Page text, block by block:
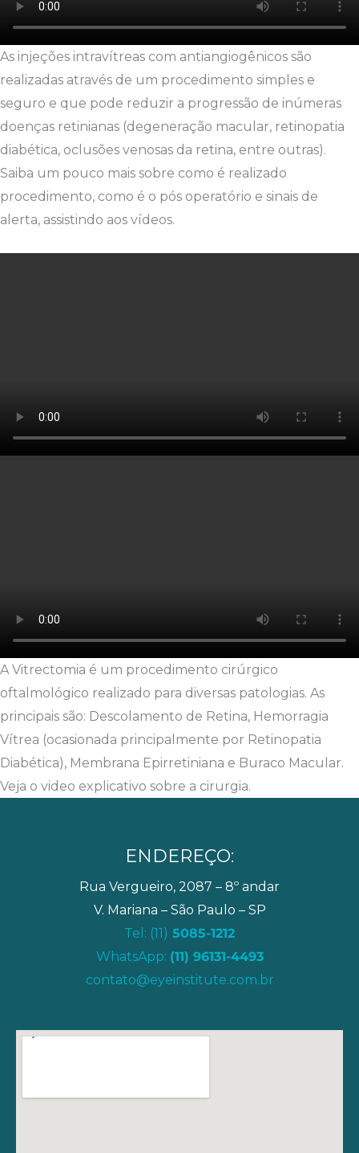
As injeções intravítreas com antiangiogênicos são
realizadas através de um procedimento simples e
seguro e que pode reduzir a progressão de inúmeras
doenças retinianas (degeneração macular, retinopatia
diabética, oclusões venosas da retina, entre outras).
Saiba um pouco mais sobre como é realizado
procedimento, como é o pós operatório e sinais de
alerta, assistindo aos vídeos.
A Vitrectomia é um procedimento cirúrgico
oftalmológico realizado para diversas patologias. As
principais são: Descolamento de Retina, Hemorragia
Vítrea (ocasionada principalmente por Retinopatia
Diabética), Membrana Epirretiniana e Buraco Macular.
Veja o video explicativo sobre a cirurgia.
ENDEREÇO:
Rua Vergueiro, 2087 – 8º andar
V. Mariana – São Paulo – SP
Tel: (11) 5085-1212
WhatsApp: (11) 96131-4493
contato@eyeinstitute.com.br